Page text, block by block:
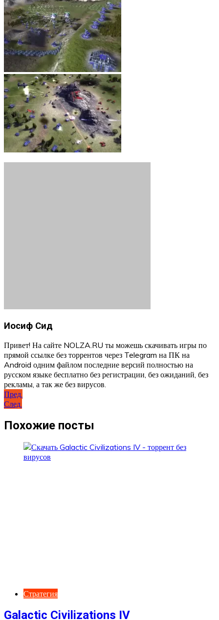
Иосиф Сид
Привет! На сайте NOLZA.RU ты можешь скачивать игры по
прямой ссылке без торрентов через Telegram на ПК на
Android одним файлом последние версий полностью на
русском языке бесплатно без регистрации, без ожиданий, без
рекламы, а так же без вирусов.
Навигация
по
записям
Пред.
След.
Похожие посты
Стратегия
Galactic Civilizations IV